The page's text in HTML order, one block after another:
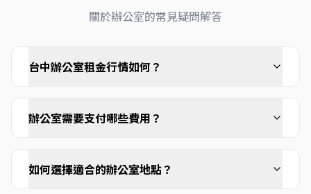
關於辦公室的常見疑問解答
台中辦公室租金行情如何？
辦公室需要支付哪些費用？
如何選擇適合的辦公室地點？